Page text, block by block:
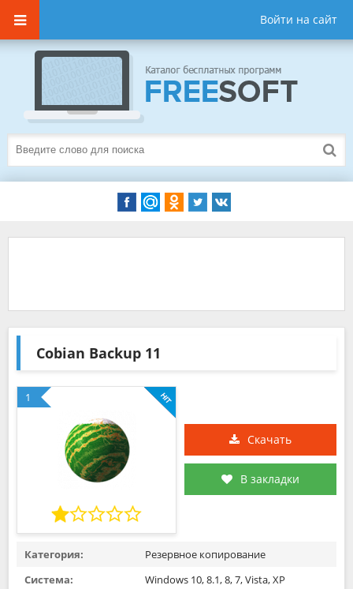
Войти на сайт
Cobian Backup 11
1
Скачать
В закладки
Категория:
Резервное копирование
Система:
Windows 10, 8.1, 8, 7, Vista, XP